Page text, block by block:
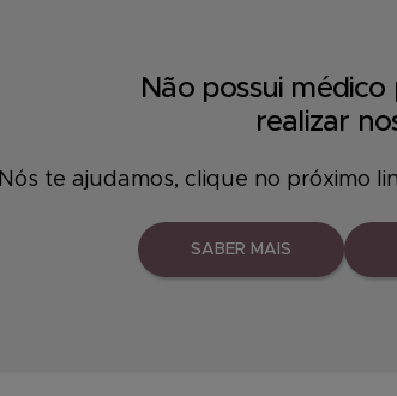
Não possui
realizar
Nós te ajudamos, clique no próximo
SABER MAIS